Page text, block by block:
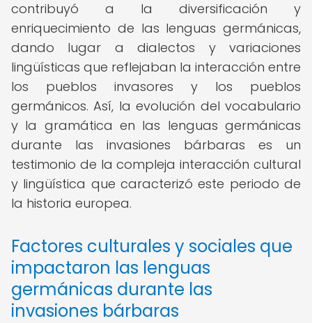
contribuyó a la diversificación y
enriquecimiento de las lenguas germánicas,
dando lugar a dialectos y variaciones
lingüísticas que reflejaban la interacción entre
los pueblos invasores y los pueblos
germánicos. Así, la evolución del vocabulario
y la gramática en las lenguas germánicas
durante las invasiones bárbaras es un
testimonio de la compleja interacción cultural
y lingüística que caracterizó este periodo de
la historia europea.
Factores culturales y sociales que
impactaron las lenguas
germánicas durante las
invasiones bárbaras